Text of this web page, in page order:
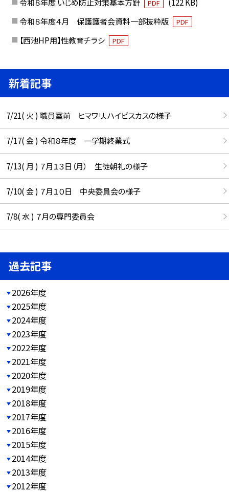
PDF
令和８年度４月 保護護者会資料一部抜粋版
PDF
【西池HP用】性教育チラシ PDF
新着記事
7/21( 火 ) 職員室前 ヒマワリ、ハイビスカスの様子
7/17( 金 ) 令和８年度 一学期終業式
7/13( 月 ) ７月１３日（月） 生徒朝礼の様子
7/10( 金 ) ７月１０日 中央委員会の様子
7/8( 水 ) ７月の専門委員会
過去記事
2026年度
2025年度
2024年度
2023年度
2022年度
2021年度
2020年度
2019年度
2018年度
2017年度
2016年度
2015年度
2014年度
2013年度
2012年度